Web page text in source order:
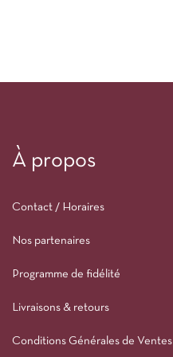
À propos
Contact / Horaires
Nos partenaires
Programme de fidélité
Livraisons & retours
Conditions Générales de Ventes